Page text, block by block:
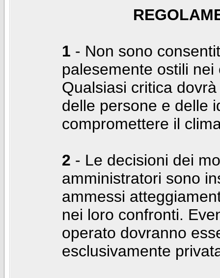
1 - Non sono
palesemente ostili
Qualsiasi critica
delle persone e delle
compromettere il
2 - Le decisioni dei
amministratori sono
ammessi
nei loro confronti.
operato dovranno
esclusivamente